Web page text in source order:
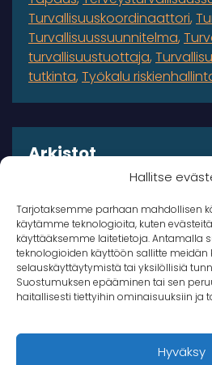
Hallitse
Tarjotaksemme parhaan mahdollisen
käytämme teknologioita, kuten
käyttääksemme laitetietoja. Antamalla
teknologioiden käyttöön sallitte meidän
selauskäyttäytymistä tai yksilöllisiä
Suostumuksen epääminen tai sen
haitallisesti tiettyihin ominaisuuksiin ja
Hyväksy
Turvallisuuskoordinaattori
Turvallisuussuunnitelma
turvallisuustuottaja
tutkinta Työkalu
Arkistot
© 2026